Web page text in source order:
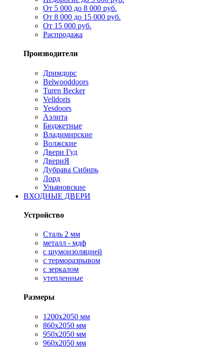
От 5 000 до 8 000 руб.
От 8 000 до 15 000 руб.
От 15 000 руб.
Распродажа
Производители
Дримдорс
Belwooddoors
Turen Becker
Velldoris
Yesdoors
Аэлита
Бюджетные
Владимирские
Волжские
Двери Гуд
ДвериЯ
Дубрава Сибирь
Лорд
Ульяновские
ВХОДНЫЕ ДВЕРИ
Устройство
Сталь 2 мм
металл - мдф
с шумоизоляцией
с терморазрывом
с зеркалом
утепленные
Размеры
1200х2050 мм
860х2050 мм
950х2050 мм
960х2050 мм